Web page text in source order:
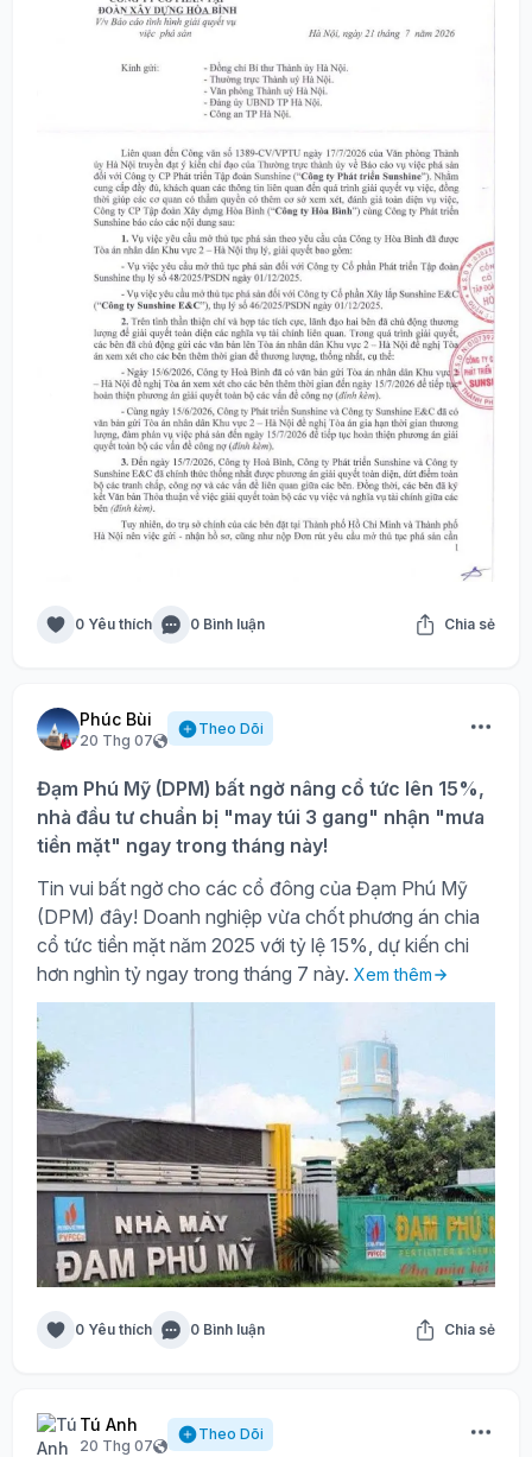
0 Yêu thích 0 Bình luận Chia sẻ
Phúc Bùi
20 Thg 07
Theo Dõi
Đạm Phú Mỹ (DPM) bất ngờ nâng cổ tức lên 15%,
nhà đầu tư chuẩn bị "may túi 3 gang" nhận "mưa
tiền mặt" ngay trong tháng này!
Tin vui bất ngờ cho các cổ đông của Đạm Phú Mỹ
(DPM) đây! Doanh nghiệp vừa chốt phương án chia
cổ tức tiền mặt năm 2025 với tỷ lệ 15%, dự kiến chi
hơn nghìn tỷ ngay trong tháng 7 này. Xem thêm
0 Yêu thích 0 Bình luận Chia sẻ
Tú Anh
20 Thg 07
Theo Dõi